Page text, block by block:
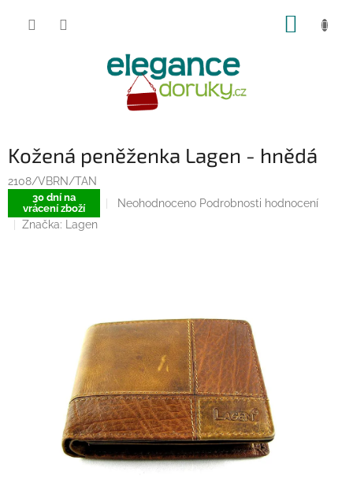
Kožená peněženka Lagen - hnědá
2108/VBRN/TAN
30 dní na
vrácení zboží
Průměrné
Neohodnoceno Podrobnosti hodnocení
Značka: Lagen